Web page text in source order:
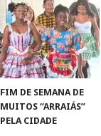
FIM DE SEMANA DE
MUITOS “ARRAIÁS”
PELA CIDADE